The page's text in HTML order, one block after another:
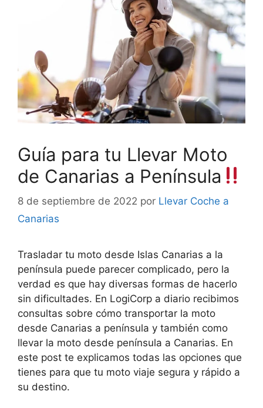
Guía para tu Llevar Moto
de Canarias a Península
8 de septiembre de 2022 por Llevar Coche a
Canarias
Trasladar tu moto desde Islas Canarias a la
península puede parecer complicado, pero la
verdad es que hay diversas formas de hacerlo
sin dificultades. En LogiCorp a diario recibimos
consultas sobre cómo transportar la moto
desde Canarias a península y también como
llevar la moto desde península a Canarias. En
este post te explicamos todas las opciones que
tienes para que tu moto viaje segura y rápido a
su destino.